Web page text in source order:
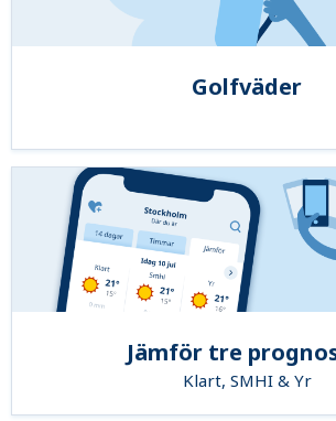
Golfväder
Jämför tre
Klart, SMHI & Yr